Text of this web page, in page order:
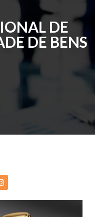
DE
DE BENS